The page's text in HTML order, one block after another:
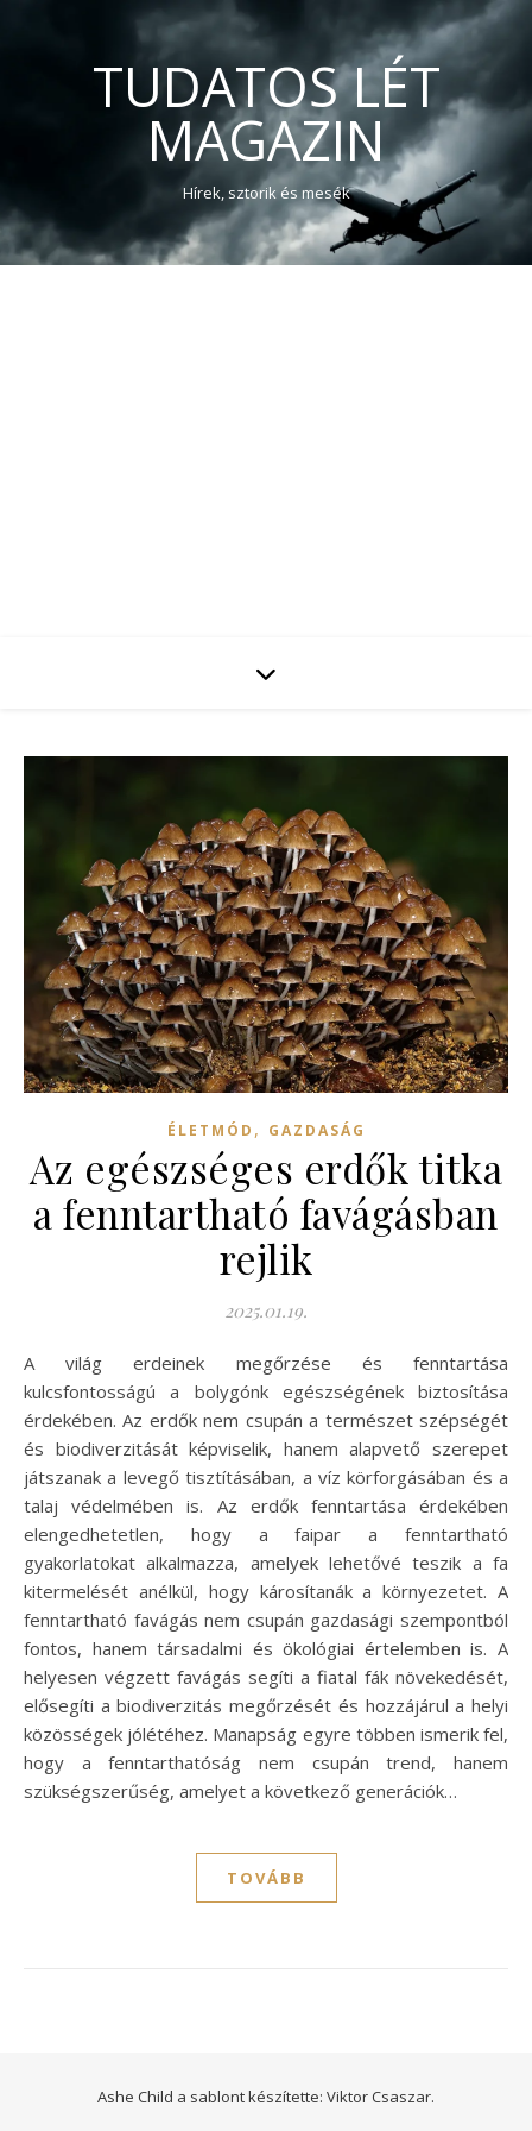
TUDATOS LÉT
MAGAZIN
Hírek, sztorik és mesék
ÉLETMÓD , GAZDASÁG
Az egészséges erdők titka
a fenntartható favágásban
rejlik
2025.01.19.
A világ erdeinek megőrzése és fenntartása
kulcsfontosságú a bolygónk egészségének biztosítása
érdekében. Az erdők nem csupán a természet szépségét
és biodiverzitását képviselik, hanem alapvető szerepet
játszanak a levegő tisztításában, a víz körforgásában és a
talaj védelmében is. Az erdők fenntartása érdekében
elengedhetetlen, hogy a faipar a fenntartható
gyakorlatokat alkalmazza, amelyek lehetővé teszik a fa
kitermelését anélkül, hogy károsítanák a környezetet. A
fenntartható favágás nem csupán gazdasági szempontból
fontos, hanem társadalmi és ökológiai értelemben is. A
helyesen végzett favágás segíti a fiatal fák növekedését,
elősegíti a biodiverzitás megőrzését és hozzájárul a helyi
közösségek jólétéhez. Manapság egyre többen ismerik fel,
hogy a fenntarthatóság nem csupán trend, hanem
szükségszerűség, amelyet a következő generációk…
TOVÁBB
Ashe Child a sablont készítette: Viktor Csaszar.